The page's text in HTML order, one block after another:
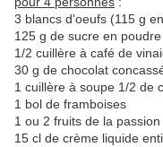
3 blancs d'oeufs (115 g
125 g de sucre en poudre
1/2 cuillère à café de
30 g de chocolat
1 cuillère à soupe 1/2 de
1 bol de framboises
1 ou 2 fruits de la
15 cl de crème liquide